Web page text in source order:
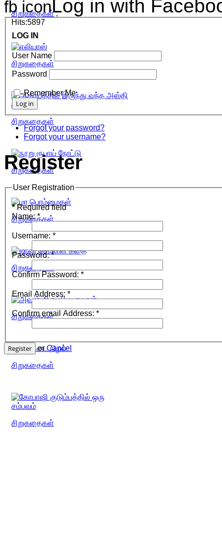
சிறுகதைகள்,
Hits:5897
சிறுகதைகள்
சிறுகதைகள்
சிறுகதைகள்
சிறுகதைகள்
சிறுகதைகள்
சிறுகதைகள்
சிறுகதைகள்
சிறுகதைகள்
fb iconLog in with
LOG IN
User Name
Password
Remember Me
Forgot your password?
Forgot your username?
Register
User Registration
*Required field
Name:*
Username: *
Password:*
Confirm Password: *
Email Address: *
Confirm email Address: *
Register or Cancel